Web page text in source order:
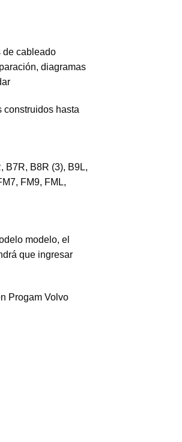
de cableado
diagramas
construidos hasta
B7R, B8R (3), B9L,
FM9, FML,
modelo, el
que ingresar
Progam Volvo